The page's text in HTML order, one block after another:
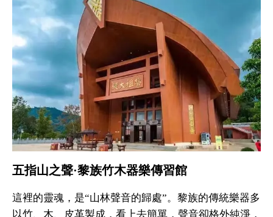
五指山之聲·黎族竹木器樂傳習館
這裡的靈魂，是“山林聲音的歸處”。黎族的傳統樂器多
以竹、木、皮革製成，看上去簡單，聲音卻格外純淨，